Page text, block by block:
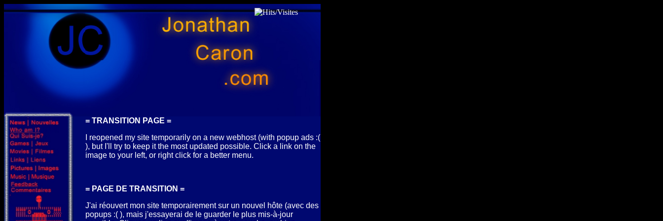
= TRANSITION PAGE =
I reopened my site temporarily on a new webhost (with popup ads :(
), but I'll try to keep it the most updated possible. Click a link on the
image to your left, or right click for a better menu.
= PAGE DE TRANSITION =
J'ai réouvert mon site temporairement sur un nouvel hôte (avec des
popups :( ), mais j'essayerai de le guarder le plus mis-à-jour